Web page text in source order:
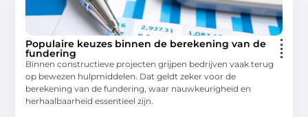
Populaire keuzes binnen de berekening van de
fundering
Binnen constructieve projecten grijpen bedrijven vaak terug
op bewezen hulpmiddelen. Dat geldt zeker voor de
berekening van de fundering, waar nauwkeurigheid en
herhaalbaarheid essentieel zijn.